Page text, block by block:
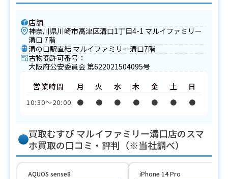
店舗
神奈川県川崎市高津区溝口1丁目4-1 マルイファミリー
溝口 7階
溝の口駅直結 マルイファミリー溝口7階
古物商許可番号：
大阪府公安委員会 第622021504095号
営業時間
10:30〜20:00
月
●
火
●
水
●
木
●
金
●
土
●
日
●
買取むすび マルイファミリー溝口店のスマ
ホ買取の口コミ・評判（※当社調べ）
AQUOS sense8 iPhone 14 Pro